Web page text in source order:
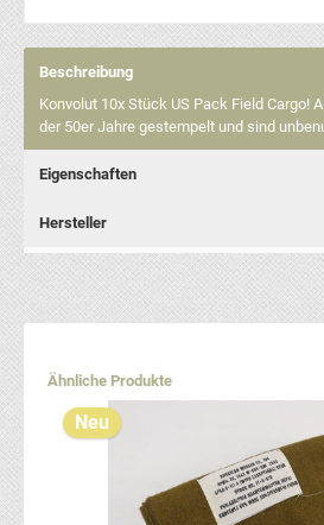
Beschreibung
Konvolut 10x Stück US Pack Field Cargo!
der 50er Jahre gestempelt und sind
Eigenschaften
Hersteller
Produktgalerie überspringen
Ähnliche Produkte
Neu